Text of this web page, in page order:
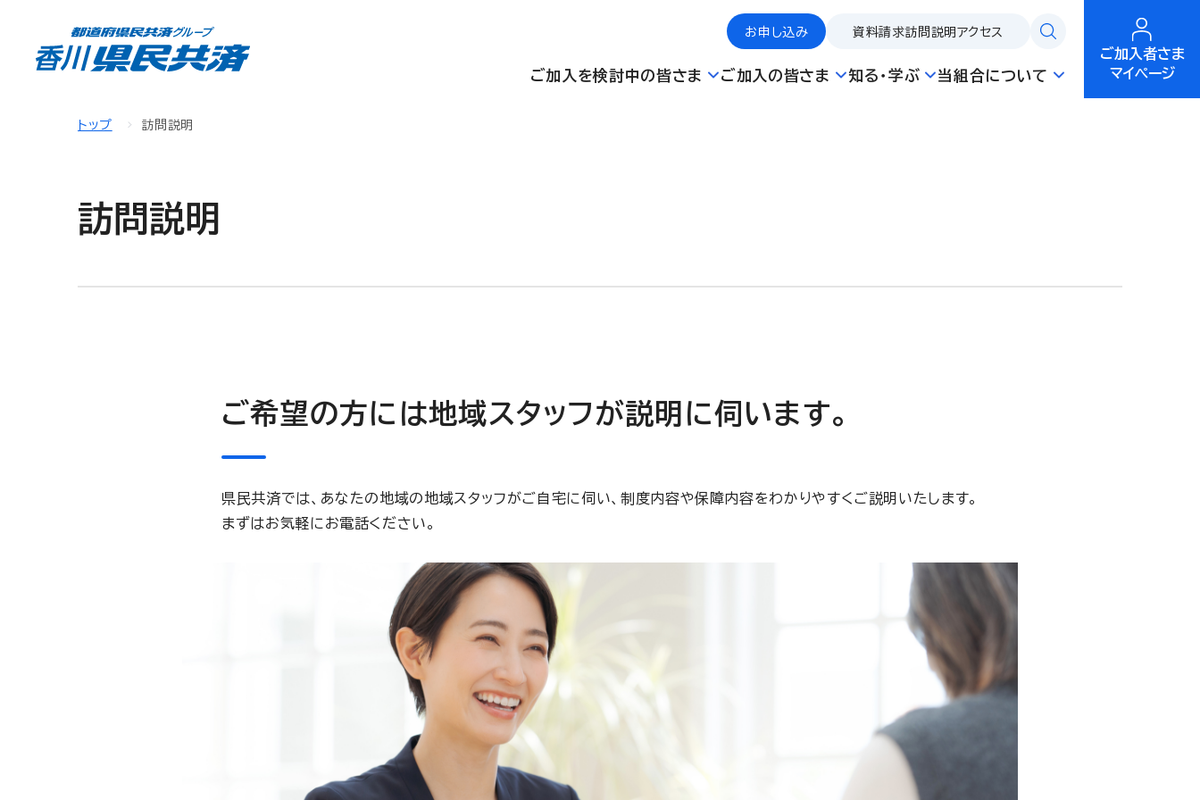
お申し込み 資料請求訪問説明 アクセス
ご加入を検討中の皆さま ご加入の皆さま 知る・学ぶ 当組合について
ご加入者さま
マイページ
トップ 訪問説明
訪問説明
ご希望の方には地域スタッフが説明に伺います。
県民共済では、あなたの地域の地域スタッフがご自宅に伺い、制度内容や保障内容をわかりやすくご説明いたします。
まずはお気軽にお電話ください。